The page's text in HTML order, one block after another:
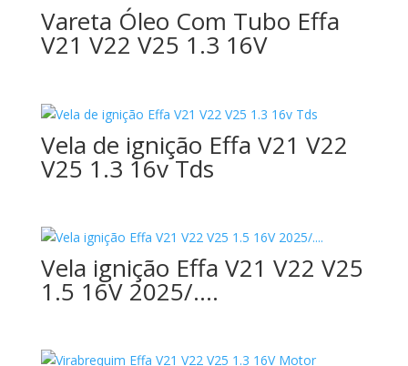
Vareta Óleo Com Tubo Effa
V21 V22 V25 1.3 16V
Vela de ignição Effa V21 V22
V25 1.3 16v Tds
Vela ignição Effa V21 V22 V25
1.5 16V 2025/….